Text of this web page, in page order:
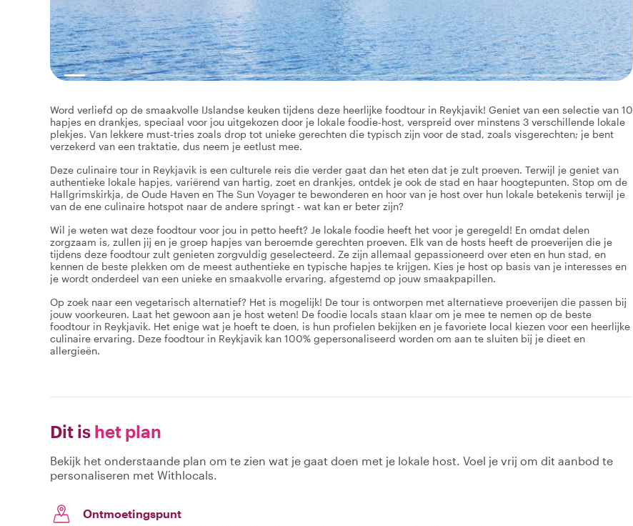
Word verliefd op de smaakvolle IJslandse keuken tijdens deze heerlijke foodtour in Reykjavik! Geniet van een selectie van 10
hapjes en drankjes, speciaal voor jou uitgekozen door je lokale foodie-host, verspreid over minstens 3 verschillende lokale
plekjes. Van lekkere must-tries zoals drop tot unieke gerechten die typisch zijn voor de stad, zoals visgerechten; je bent
verzekerd van een traktatie, dus neem je eetlust mee.
Deze culinaire tour in Reykjavik is een culturele reis die verder gaat dan het eten dat je zult proeven. Terwijl je geniet van
authentieke lokale hapjes, variërend van hartig, zoet en drankjes, ontdek je ook de stad en haar hoogtepunten. Stop om de
Hallgrimskirkja, de Oude Haven en The Sun Voyager te bewonderen en hoor van je host over hun lokale betekenis terwijl je
van de ene culinaire hotspot naar de andere springt - wat kan er beter zijn?
Wil je weten wat deze foodtour voor jou in petto heeft? Je lokale foodie heeft het voor je geregeld! En omdat delen
zorgzaam is, zullen jij en je groep hapjes van beroemde gerechten proeven. Elk van de hosts heeft de proeverijen die je
tijdens deze foodtour zult genieten zorgvuldig geselecteerd. Ze zijn allemaal gepassioneerd over eten en hun stad, en
kennen de beste plekken om de meest authentieke en typische hapjes te krijgen. Kies je host op basis van je interesses en
je wordt onderdeel van een unieke en smaakvolle ervaring, afgestemd op jouw smaakpapillen.
Op zoek naar een vegetarisch alternatief? Het is mogelijk! De tour is ontworpen met alternatieve proeverijen die passen bij
jouw voorkeuren. Laat het gewoon aan je host weten! De foodie locals staan klaar om je mee te nemen op de beste
foodtour in Reykjavik. Het enige wat je hoeft te doen, is hun profielen bekijken en je favoriete local kiezen voor een heerlijke
culinaire ervaring. Deze foodtour in Reykjavik kan 100% gepersonaliseerd worden om aan te sluiten bij je dieet en
allergieën.
Dit is het plan
Bekijk het onderstaande plan om te zien wat je gaat doen met je lokale host. Voel je vrij om dit aanbod te
personaliseren met Withlocals.
Ontmoetingspunt